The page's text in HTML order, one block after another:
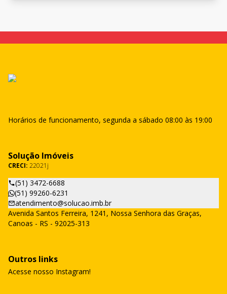
Horários de funcionamento, segunda a sábado 08:00 às 19:00
Solução Imóveis
CRECI: 22021j
(51) 3472-6688
(51) 99260-6231
atendimento@solucao.imb.br
Avenida Santos Ferreira, 1241, Nossa Senhora das Graças,
Canoas - RS - 92025-313
Outros links
Acesse nosso Instagram!